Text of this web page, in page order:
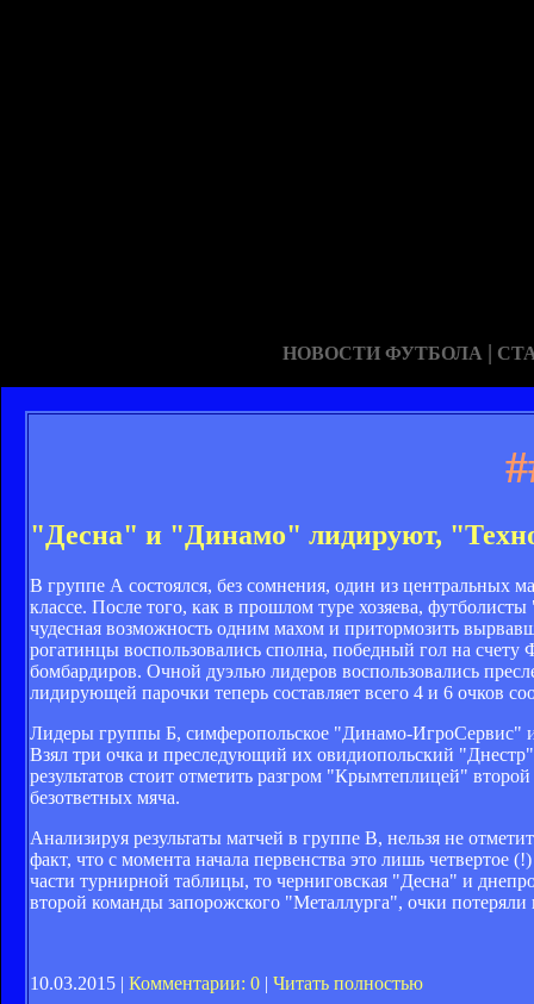
НОВОСТИ ФУТБОЛА |
"Десна" и "Динамо" лидируют,
В группе А состоялся, без сомнения, один из центральных
классе. После того, как в прошлом туре хозяева,
чудесная возможность одним махом и притормозить
рогатинцы воспользовались сполна, победный гол на
бомбардиров. Очной дуэлью лидеров воспользовались
лидирующей парочки теперь составляет всего 4 и 6 очков
Лидеры группы Б, симферопольское "Динамо-ИгроСервис"
Взял три очка и преследующий их овидиопольский
результатов стоит отметить разгром "Крымтеплицей"
безответных мяча.
Анализируя результаты матчей в группе В, нельзя не
факт, что с момента начала первенства это лишь четвертое
части турнирной таблицы, то черниговская "Десна" и
второй команды запорожского "Металлурга", очки
10.03.2015 | Комментарии: 0 | Читать полностью